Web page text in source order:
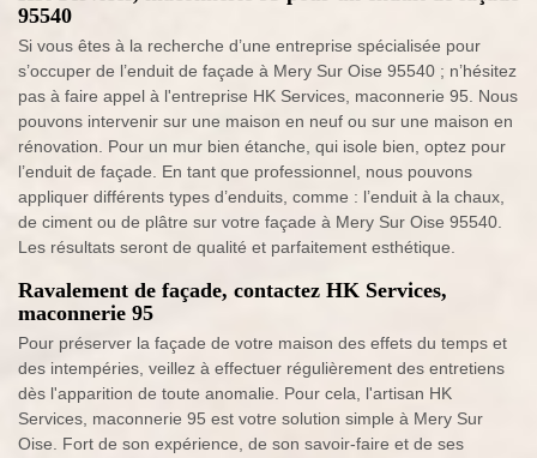
95540
Si vous êtes à la recherche d’une entreprise spécialisée pour
s’occuper de l’enduit de façade à Mery Sur Oise 95540 ; n’hésitez
pas à faire appel à l'entreprise HK Services, maconnerie 95. Nous
pouvons intervenir sur une maison en neuf ou sur une maison en
rénovation. Pour un mur bien étanche, qui isole bien, optez pour
l’enduit de façade. En tant que professionnel, nous pouvons
appliquer différents types d’enduits, comme : l’enduit à la chaux,
de ciment ou de plâtre sur votre façade à Mery Sur Oise 95540.
Les résultats seront de qualité et parfaitement esthétique.
Ravalement de façade, contactez HK Services,
maconnerie 95
Pour préserver la façade de votre maison des effets du temps et
des intempéries, veillez à effectuer régulièrement des entretiens
dès l'apparition de toute anomalie. Pour cela, l'artisan HK
Services, maconnerie 95 est votre solution simple à Mery Sur
Oise. Fort de son expérience, de son savoir-faire et de ses